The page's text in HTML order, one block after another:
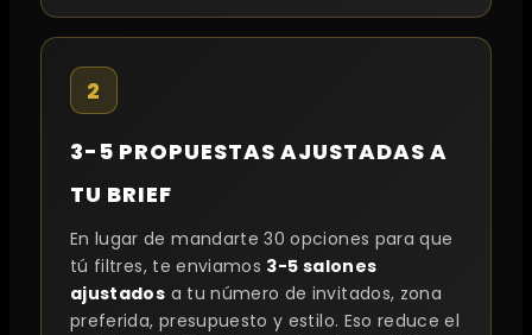
2
3-5 PROPUESTAS AJUSTADAS A
TU BRIEF
En lugar de mandarte 30 opciones para que
tú filtres, te enviamos 3-5 salones
ajustados a tu número de invitados, zona
preferida, presupuesto y estilo. Eso reduce el